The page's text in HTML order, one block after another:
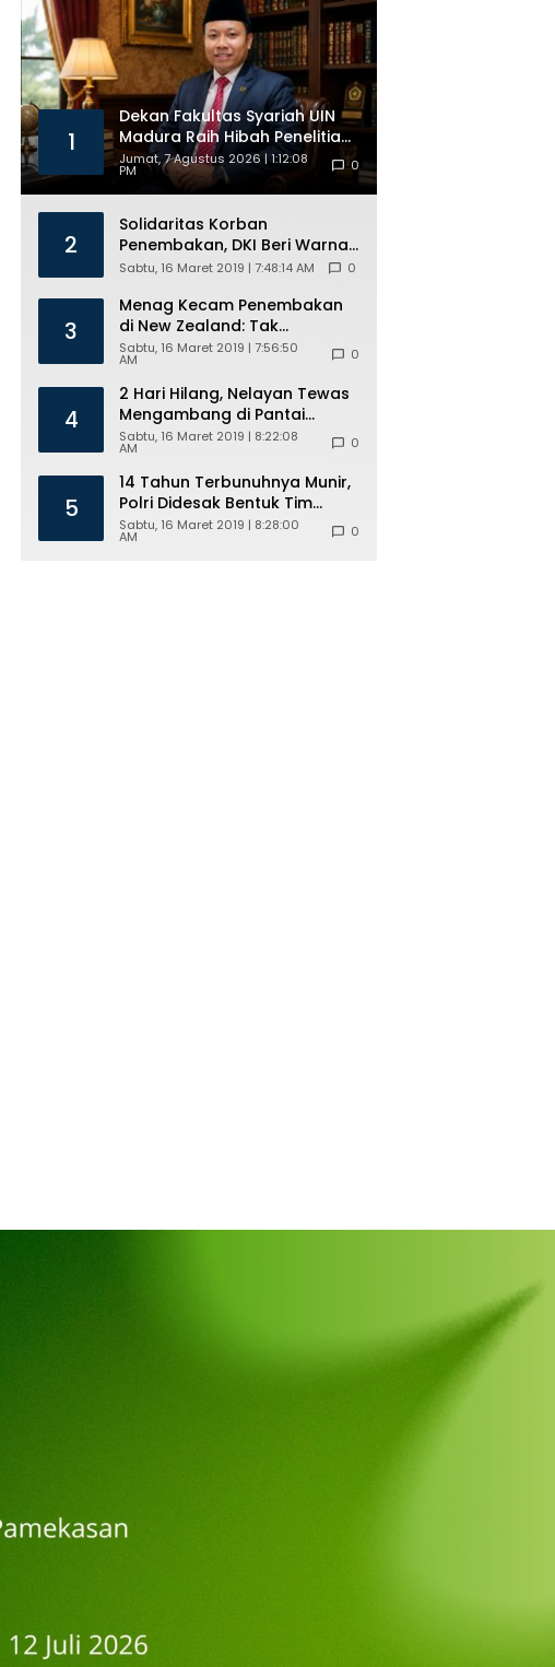
Kuota
Beasiswa
1
Dekan Fakultas Syariah UIN
Madura Raih Hibah Penelitian
Internasional, Pikul Nama
Madura ke Kancah Global
Jumat, 7 Agustus 2026 | 1:12:08
PM 0
2
Solidaritas Korban
Penembakan, DKI Beri Warna
Bendera New Zealand di JPO
Sabtu, 16 Maret 2019 | 7:48:14 AM 0
3
Menag Kecam Penembakan
di New Zealand: Tak
Berperikemanusiaan!
Sabtu, 16 Maret 2019 | 7:56:50
AM 0
4
2 Hari Hilang, Nelayan Tewas
Mengambang di Pantai
Cipalawah Garut
Sabtu, 16 Maret 2019 | 8:22:08
AM 0
5
14 Tahun Terbunuhnya Munir,
Polri Didesak Bentuk Tim
Khusus
Sabtu, 16 Maret 2019 | 8:28:00
AM 0